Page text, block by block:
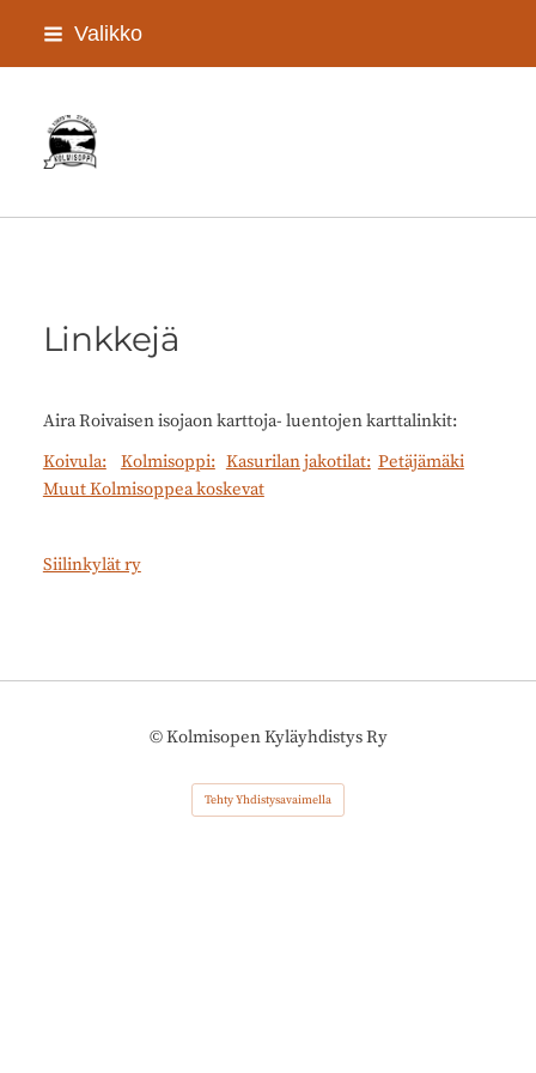
Siirry
Valikko
Kolmisopen kyläyhdistys Ry
Linkkejä
Aira Roivaisen isojaon karttoja- luentojen karttalinkit:
Koivula:
Kolmisoppi: Kasurilan jakotilat: Petäjämäki
Muut Kolmisoppea koskevat
Siilinkylät ry
©Kolmisopen Kyläyhdistys Ry
Tehty Yhdistysavaimella